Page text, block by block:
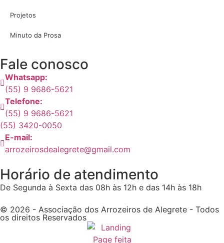
Projetos
Minuto da Prosa
Fale conosco
Whatsapp:
(55) 9 9686-5621
Telefone:
(55) 9 9686-5621
(55) 3420-0050
E-mail:
arrozeirosdealegrete@gmail.com
Horário de atendimento
De Segunda à Sexta das 08h às 12h e das 14h às 18h
© 2026 - Associação dos Arrozeiros de Alegrete - Todos
os direitos Reservados